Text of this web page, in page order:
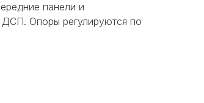
панели и
Опоры регулируются по